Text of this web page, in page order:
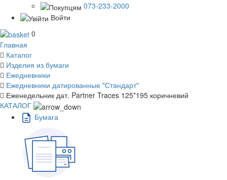
073-233-2000
Войти
0
Главная
Каталог
Изделия из бумаги
Ежедневники
Ежедневники датированные "Стандарт"
Еженедельник дат. Partner Traces 125*195 коричневий
КАТАЛОГ
Бумага